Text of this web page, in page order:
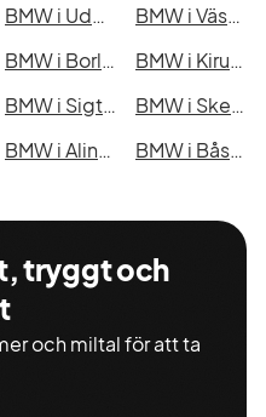
BMW i Uddevalla
BMW i Västervik
BMW i Borlänge
BMW i Kiruna
BMW i Sigtuna
BMW i Skellefteå
BMW i Alingsås BMW i Båstad
tryggt och
och miltal för att ta